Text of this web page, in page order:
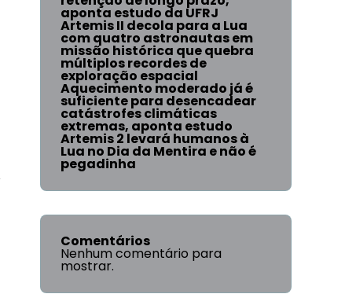
aponta estudo da UFRJ
Artemis II decola para a Lua
com quatro astronautas em
missão histórica que quebra
múltiplos recordes de
exploração espacial
Aquecimento moderado já é
suficiente para desencadear
catástrofes climáticas
extremas, aponta estudo
Artemis 2 levará humanos à
Lua no Dia da Mentira e não é
pegadinha
Comentários
Nenhum comentário para
mostrar.